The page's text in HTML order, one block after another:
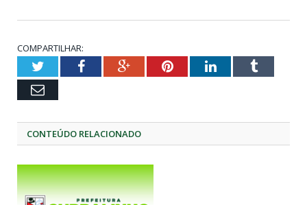
COMPARTILHAR:
TwitterFacebookGoogle+PinterestLinkedInTumblr
Email
CONTEÚDO RELACIONADO